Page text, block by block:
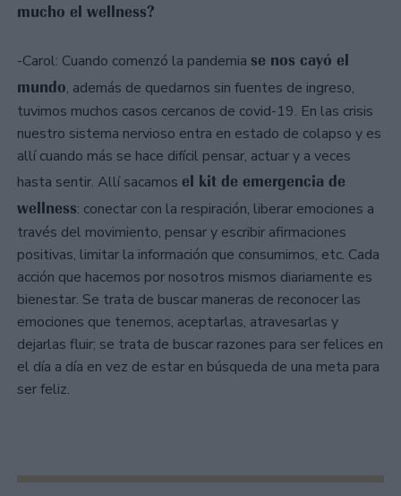
mucho el wellness?
-Carol: Cuando comenzó la pandemia se nos cayó el
mundo, además de quedarnos sin fuentes de ingreso,
tuvimos muchos casos cercanos de covid-19. En las crisis
nuestro sistema nervioso entra en estado de colapso y es
allí cuando más se hace difícil pensar, actuar y a veces
hasta sentir. Allí sacamos el kit de emergencia de
wellness: conectar con la respiración, liberar emociones a
través del movimiento, pensar y escribir afirmaciones
positivas, limitar la información que consumimos, etc. Cada
acción que hacemos por nosotros mismos diariamente es
bienestar. Se trata de buscar maneras de reconocer las
emociones que tenemos, aceptarlas, atravesarlas y
dejarlas fluir; se trata de buscar razones para ser felices en
el día a día en vez de estar en búsqueda de una meta para
ser feliz.